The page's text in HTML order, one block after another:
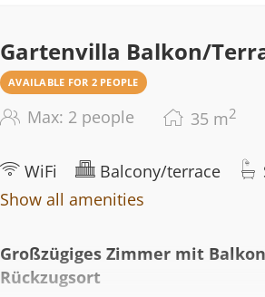
Gartenvilla Balkon/
AVAILABLE FOR 2 PEOPLE
Max: 2 people 35 m2
WiFi Balcony/terrace
Show all amenities
Großzügiges Zimmer mit
Rückzugsort